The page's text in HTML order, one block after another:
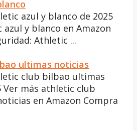
azul y blanco de 2025
y blanco en Amazon
Athletic ...
ultimas noticias
club bilbao ultimas
Ver más athletic club
en Amazon Compra